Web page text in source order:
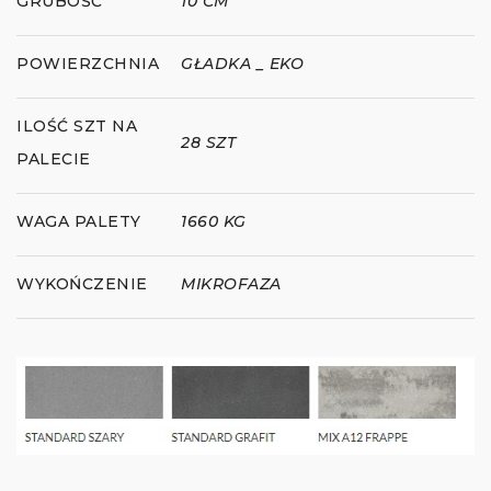
POWIERZCHNIA GŁADKA _ EKO
ILOŚĆ SZT NA
PALECIE
28 SZT
WAGA PALETY 1660 KG
WYKOŃCZENIE MIKROFAZA